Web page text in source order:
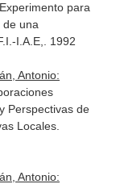
para
de una
I.A.E,. 1992
Antonio:
Perspectivas de
Locales.
Antonio: